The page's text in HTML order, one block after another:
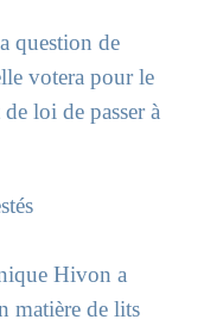
question de
votera pour le
loi de passer à
Hivon a
matière de lits